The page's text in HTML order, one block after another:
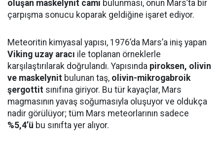
oluşan maskelynit camı bulunması, onun Mars’ta bir
çarpışma sonucu koparak geldiğine işaret ediyor.
Meteoritin kimyasal yapısı, 1976’da Mars’a iniş yapan
Viking uzay aracı ile toplanan örneklerle
karşılaştırılarak doğrulandı. Yapısında piroksen, olivin
ve maskelynit bulunan taş, olivin-mikrogabroik
şergottit sınıfına giriyor. Bu tür kayaçlar, Mars
magmasının yavaş soğumasıyla oluşuyor ve oldukça
nadir görülüyor; tüm Mars meteorlarının sadece
%5,4’ü bu sınıfta yer alıyor.